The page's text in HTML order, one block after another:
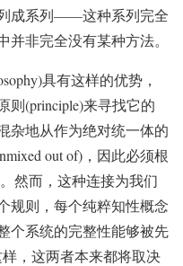
成系列——这种系列完全
非完全没有某种方法。
具有这样的优势，
则(principle)来寻找它的
杂地从作为绝对统一体的
out of)，因此必须根
然而，这种连接为我们
规则，每个纯粹知性概念
个系统的完整性能够被先
，这两者本来都将取决